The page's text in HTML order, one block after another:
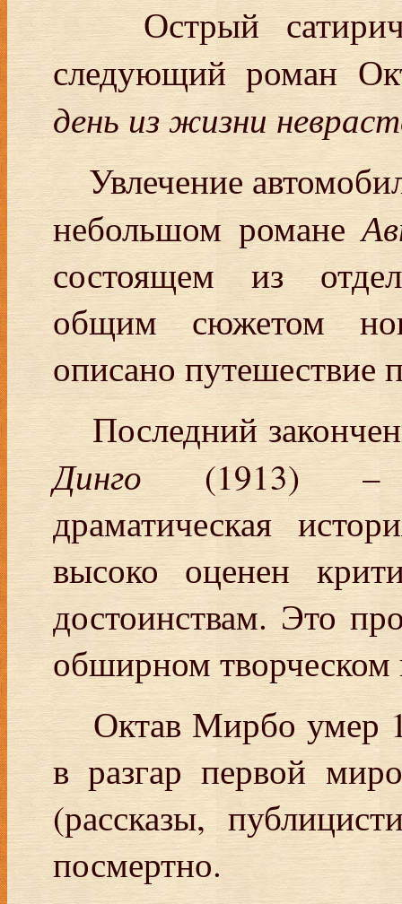
Острый
следующий роман
день из жизни
Увлечение
небольшом романе
состоящем из
общим сюжетом
описано путешествие
Последний
Динго (1913) –
драматическая
высоко оценен
достоинствам. Это
обширном творческом
Октав Мирбо умер
в разгар первой
(рассказы,
посмертно.